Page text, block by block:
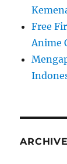
Free
Anime